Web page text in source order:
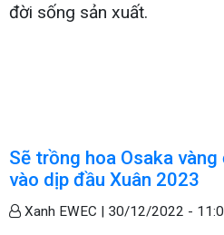
đời sống sản xuất.
Sẽ trồng hoa Osaka vàng
vào dịp đầu Xuân 2023
Xanh EWEC | 30/12/2022 -